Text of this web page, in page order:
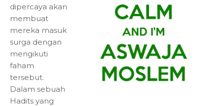
dipercaya akan
membuat
mereka masuk
surga dengan
mengikuti
faham
tersebut.
Dalam sebuah
Hadits yang